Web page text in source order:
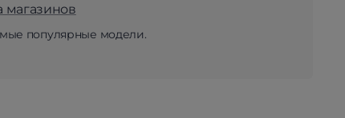
магазинов
популярные модели.